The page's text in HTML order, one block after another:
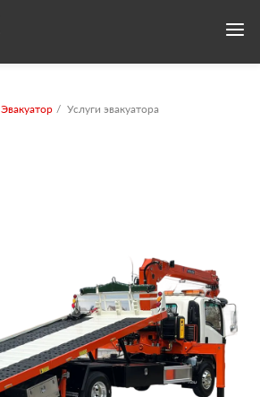
Эвакуатор Услуги эвакуатора